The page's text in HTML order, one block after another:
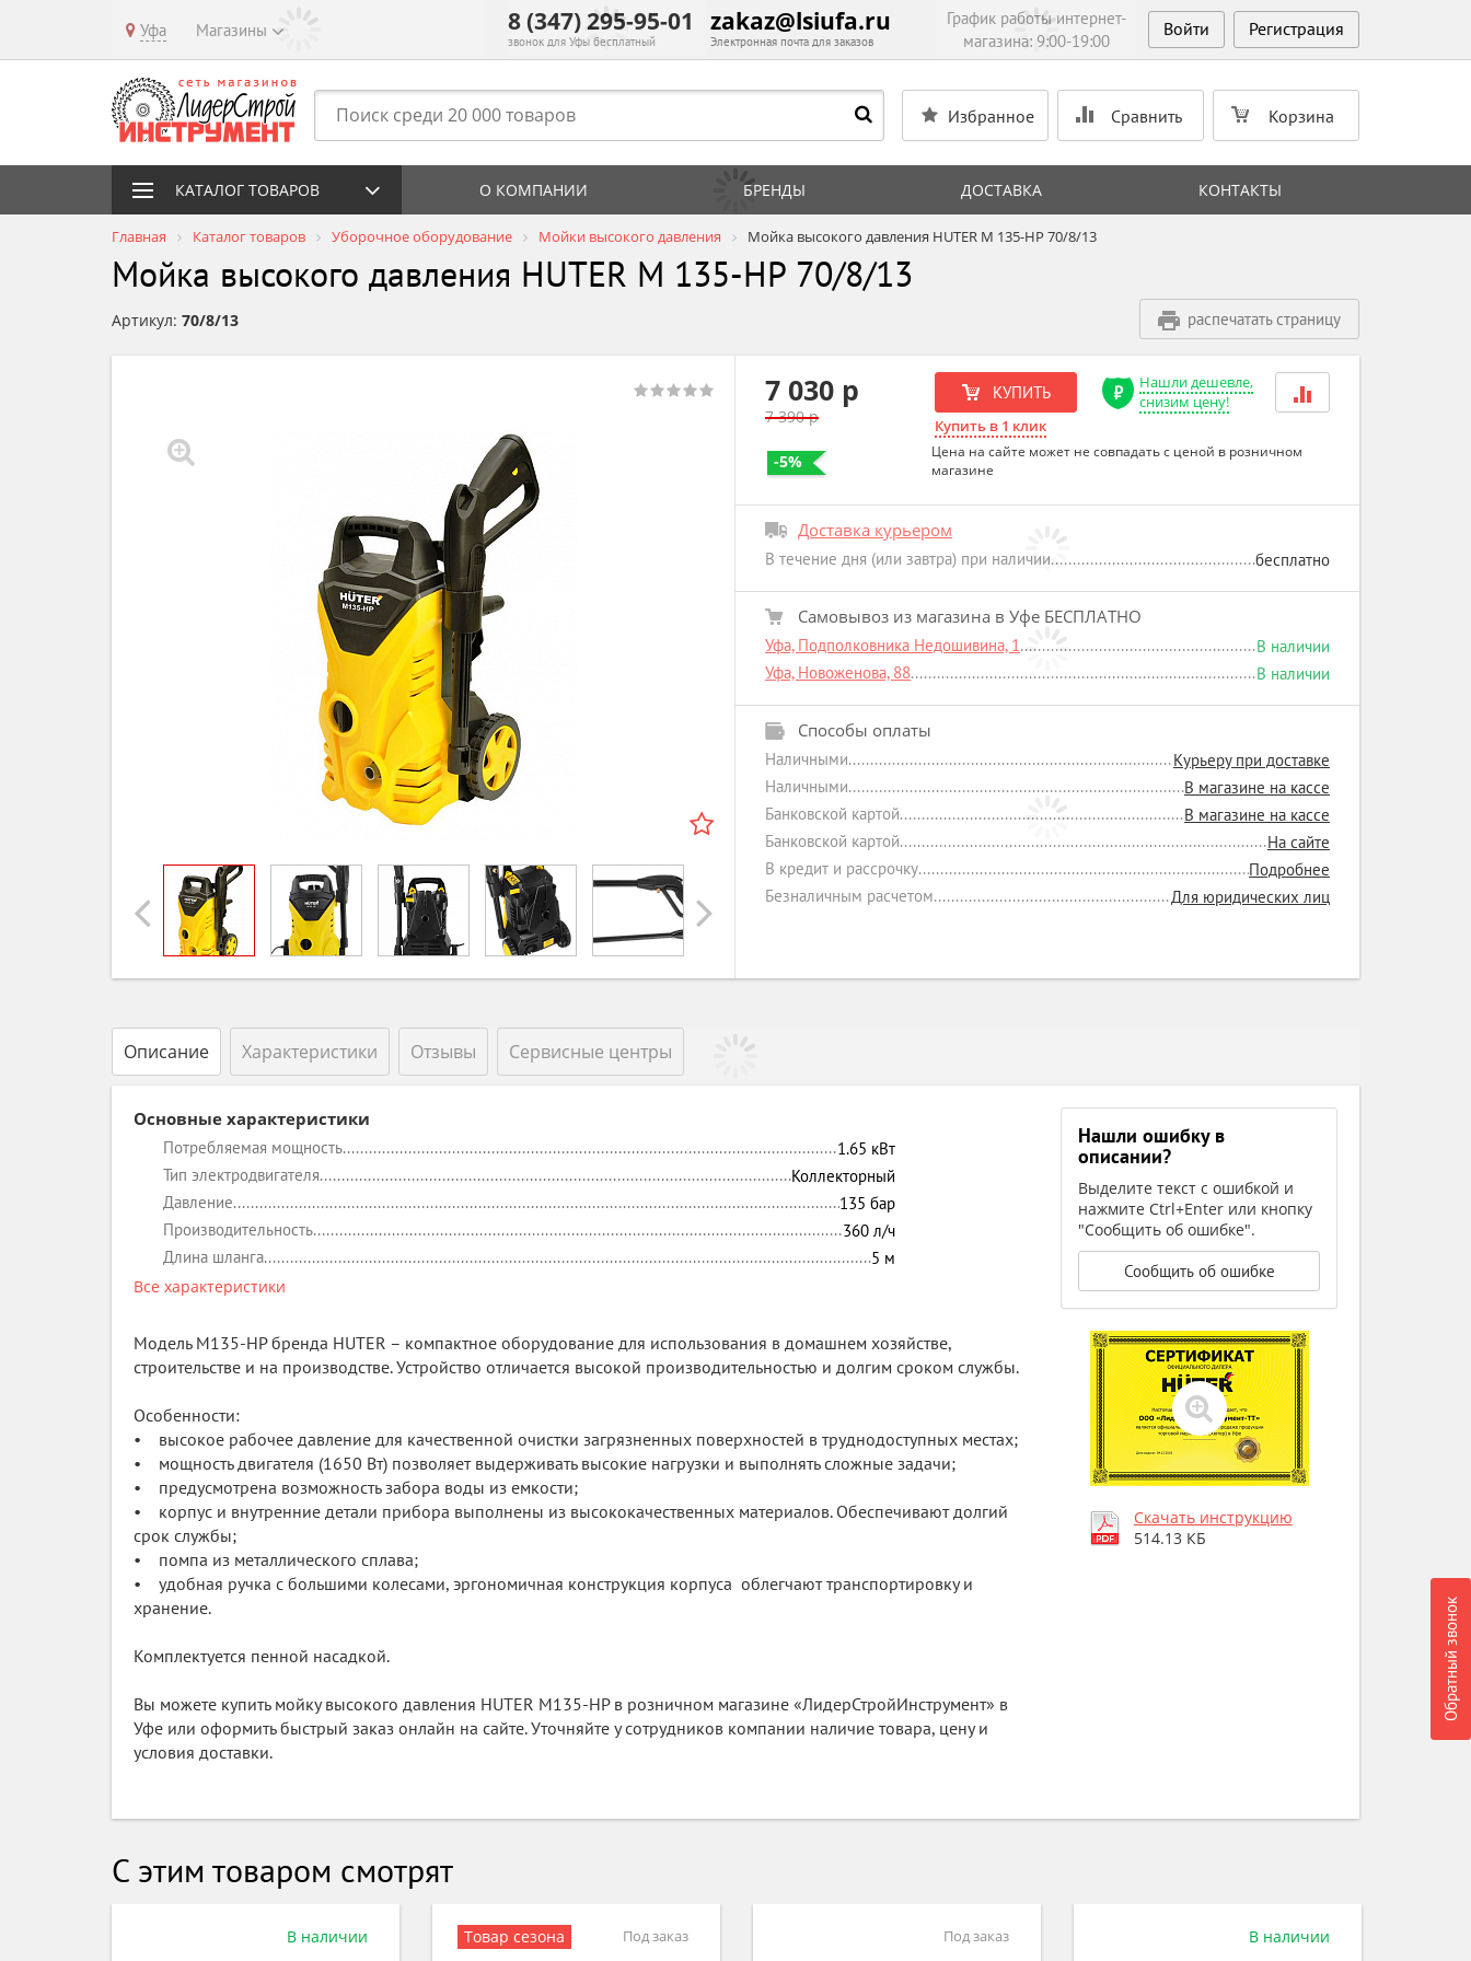
Уфа Магазины 8 (347) 295-95-01
звонок для Уфы бесплатный
zakaz@lsiufa.ru
Электронная почта для заказов
График работы интернет-
магазина: 9:00-19:00
Войти Регистрация
Избранное Сравнить Корзина
Обратный звонок
КАТАЛОГ ТОВАРОВ О КОМПАНИИ БРЕНДЫ ДОСТАВКА КОНТАКТЫ
Главная Каталог товаров Уборочное оборудование Мойки высокого давления Мойка высокого давления HUTER M 135-HP 70/8/13
Мойка высокого давления HUTER M 135-HP 70/8/13
распечатать страницу
Артикул: 70/8/13
Previous Next
7 030 р
7 390 р
КУПИТЬ
Купить в 1 клик
Нашли дешевле,
снизим цену!
-5%
Цена на сайте может не совпадать с ценой в розничном
магазине
Доставка курьером
В течение дня (или завтра) при наличии бесплатно
Самовывоз из магазина в Уфе БЕСПЛАТНО
Уфа, Подполковника Недошивина, 1
В наличии
Уфа, Новоженова, 88
В наличии
Способы оплаты
Наличными
Курьеру при доставке
Наличными
В магазине на кассе
Банковской картой
В магазине на кассе
Банковской картой
На сайте
В кредит и рассрочку
Подробнее
Безналичным расчетом
Для юридических лиц
Описание Характеристики Отзывы Сервисные центры
Основные характеристики
Потребляемая мощность 1.65 кВт
Тип электродвигателя
Коллекторный
Давление
135бар
Производительность
360л/ч
Длина шланга
5 м
Все характеристики
Нашли ошибку в
описании?
Выделите текст с ошибкой и
нажмите Ctrl+Enter или кнопку
"Сообщить об ошибке".
Сообщить об ошибке
Модель M135-HP бренда HUTER – компактное оборудование для использования в домашнем хозяйстве,
строительстве и на производстве. Устройство отличается высокой производительностью и долгим сроком службы.
Особенности:
• высокое рабочее давление для качественной очистки загрязненных поверхностей в труднодоступных местах;
• мощность двигателя (1650 Вт) позволяет выдерживать высокие нагрузки и выполнять сложные задачи;
• предусмотрена возможность забора воды из емкости;
• корпус и внутренние детали прибора выполнены из высококачественных материалов. Обеспечивают долгий
срок службы;
• помпа из металлического сплава;
• удобная ручка с большими колесами, эргономичная конструкция корпуса облегчают транспортировку и
хранение.
Комплектуется пенной насадкой.
Вы можете купить мойку высокого давления HUTER M135-HP в розничном магазине «ЛидерСтройИнструмент» в
Уфе или оформить быстрый заказ онлайн на сайте. Уточняйте у сотрудников компании наличие товара, цену и
условия доставки.
Скачать инструкцию
514.13 КБ
С этим товаром смотрят
Под заказ Под заказ В наличии Под заказ